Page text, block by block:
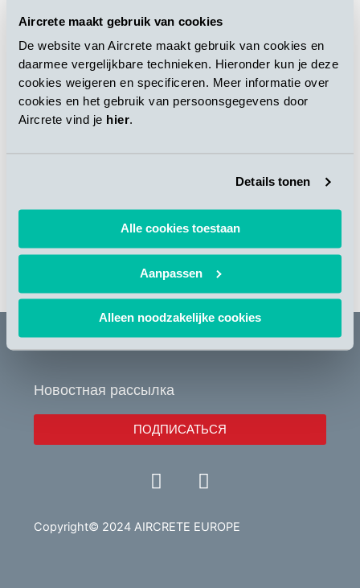
Aircrete maakt gebruik van cookies
De website van Aircrete maakt gebruik van cookies en
daarmee vergelijkbare technieken. Hieronder kun je deze
cookies weigeren en specificeren. Meer informatie over
cookies en het gebruik van persoonsgegevens door
Aircrete vind je hier.
Details tonen
Alle cookies toestaan
Aanpassen
Alleen noodzakelijke cookies
Новостная рассылка
ПОДПИСАТЬСЯ
Y
o
t
L
i
k
Copyright© 2024 AIRCRETE EUROPE